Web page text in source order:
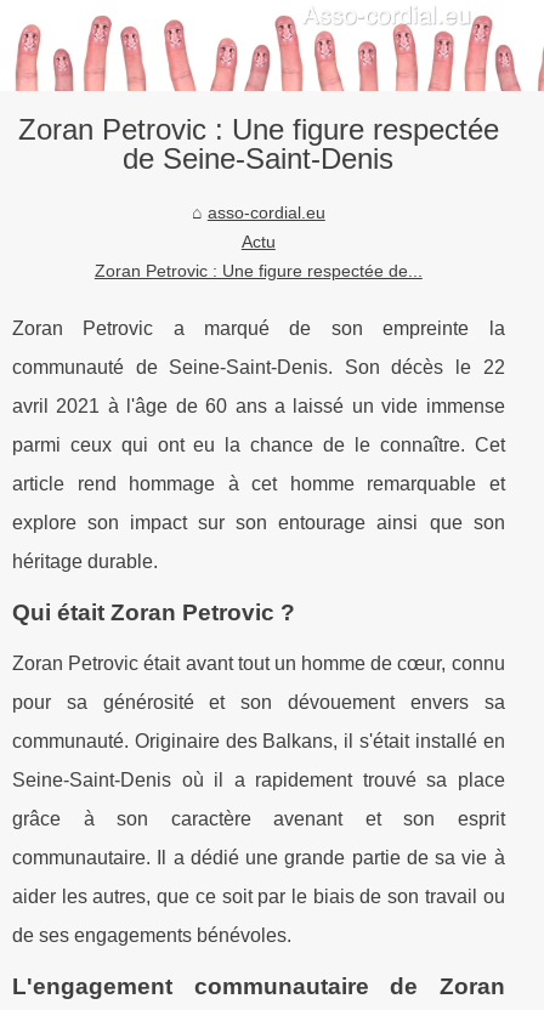
Zoran Petrovic : Une figure respectée
de Seine-Saint-Denis
asso-cordial.eu
Actu
Zoran Petrovic : Une figure respectée de...
Zoran Petrovic a marqué de son empreinte la
communauté de Seine-Saint-Denis. Son décès le 22
avril 2021 à l'âge de 60 ans a laissé un vide immense
parmi ceux qui ont eu la chance de le connaître. Cet
article rend hommage à cet homme remarquable et
explore son impact sur son entourage ainsi que son
héritage durable.
Qui était Zoran Petrovic ?
Zoran Petrovic était avant tout un homme de cœur, connu
pour sa générosité et son dévouement envers sa
communauté. Originaire des Balkans, il s'était installé en
Seine-Saint-Denis où il a rapidement trouvé sa place
grâce à son caractère avenant et son esprit
communautaire. Il a dédié une grande partie de sa vie à
aider les autres, que ce soit par le biais de son travail ou
de ses engagements bénévoles.
L'engagement communautaire de Zoran